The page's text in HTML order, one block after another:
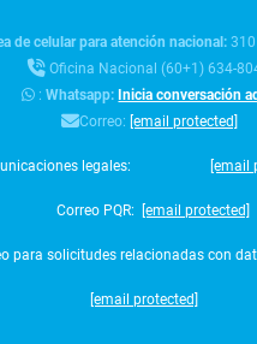
de celular para atención nacional:
Oficina Nacional (60+1) 634-
:Whatsapp: Inicia conversación
Correo: [email protected]
legales: [email
Correo PQR: [email protected]
para solicitudes relacionadas con
[email protected]